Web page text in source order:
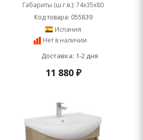
Габариты (ш.г.в.): 74x35x80
Код товара: 055839
Испания
Нет в наличии
Доставка: 1-2 дня
11 880₽